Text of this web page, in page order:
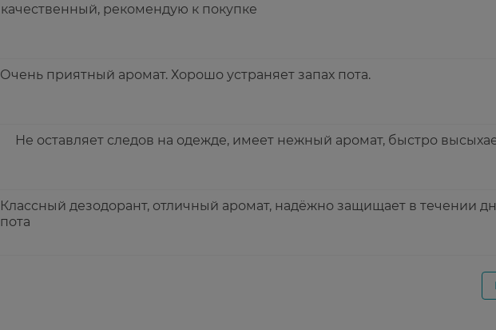
качественный, рекомендую к покупке
Очень приятный аромат. Хорошо устраняет запах пота.
Не оставляет следов на одежде, имеет нежный аромат, быстро
Классный дезодорант, отличный аромат, надёжно защищает в течении
пота